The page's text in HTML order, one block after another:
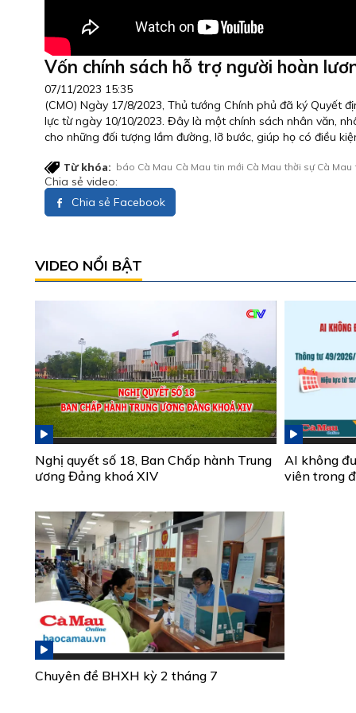
Vốn chính sách hỗ trợ người hoàn
07/11/2023 15:35
(CMO) Ngày 17/8/2023, Thủ tướng Chính phủ đã ký Quyết
lực từ ngày 10/10/2023. Đây là một chính sách nhân văn,
cho những đối tượng lầm đường, lỡ bước, giúp họ có điều
Từ khóa: báo Cà Mau Cà Mau tin mới Cà Mau thời sự Cà Mau
Chia sẻ video:
Chia sẻ Facebook
VIDEO NỔI BẬT
Nghị quyết số 18, Ban Chấp hành Trung
ương Đảng khoá XIV
AI không
viên trong
Chuyên đề BHXH kỳ 2 tháng 7